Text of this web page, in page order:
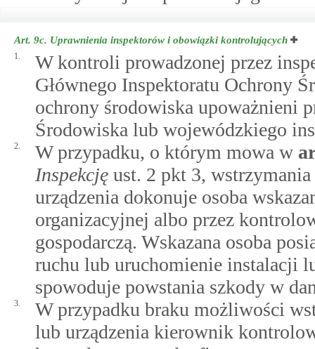
Art. 9c. Uprawnienia inspektorów i obowiązki kontrolujących
1.
W kontroli prowadzonej przez
Głównego Inspektoratu Ochrony
ochrony środowiska upoważnieni
Środowiska lub wojewódzkiego
2. W przypadku, o którym mowa w
Inspekcję ust. 2 pkt 3,
urządzenia dokonuje osoba
organizacyjnej albo przez
gospodarczą. Wskazana osoba
ruchu lub uruchomienie instalacji
spowoduje powstania szkody w
3.
W przypadku braku możliwości
lub urządzenia kierownik